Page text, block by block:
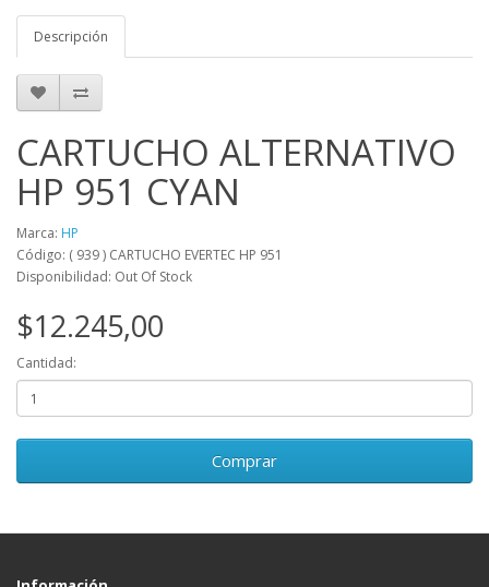
Descripción
CARTUCHO ALTERNATIVO
HP 951 CYAN
Marca: HP
Código: ( 939 ) CARTUCHO EVERTEC HP 951
Disponibilidad: Out Of Stock
$12.245,00
Cantidad:
Comprar